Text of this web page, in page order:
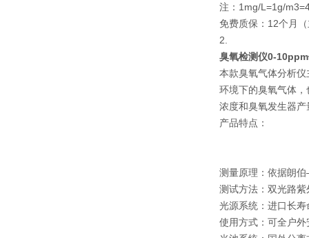
注：1mg/L=1g/
免费质保：12个月
2.
臭氧检测仪0-
本款臭氧气体分析
环境下的臭氧气体
浓度和臭氧发生器产
产品特点：
测量原理：依据朗
测试方法：双光路
光源系统：进口长
使用方式：可全户